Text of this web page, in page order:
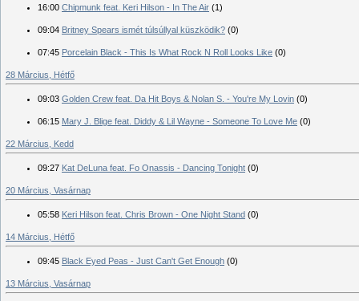
16:00 Chipmunk feat. Keri Hilson - In The Air (1)
09:04 Britney Spears ismét túlsúllyal küszködik? (0)
07:45 Porcelain Black - This Is What Rock N Roll Looks Like (0)
28 Március, Hétfő
09:03 Golden Crew feat. Da Hit Boys & Nolan S. - You're My Lovin (0)
06:15 Mary J. Blige feat. Diddy & Lil Wayne - Someone To Love Me (0)
22 Március, Kedd
09:27 Kat DeLuna feat. Fo Onassis - Dancing Tonight (0)
20 Március, Vasárnap
05:58 Keri Hilson feat. Chris Brown - One Night Stand (0)
14 Március, Hétfő
09:45 Black Eyed Peas - Just Can't Get Enough (0)
13 Március, Vasárnap